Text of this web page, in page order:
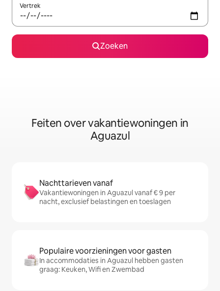
Vertrek
Zoeken
Feiten over vakantiewoningen in
Aguazul
Nachttarieven vanaf
Vakantiewoningen in Aguazul vanaf € 9 per
nacht, exclusief belastingen en toeslagen
Populaire voorzieningen voor gasten
In accommodaties in Aguazul hebben gasten
graag: Keuken, Wifi en Zwembad